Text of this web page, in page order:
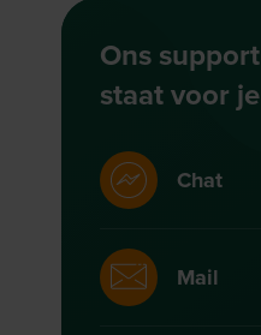
Ons
staat voor
Chat
Mail